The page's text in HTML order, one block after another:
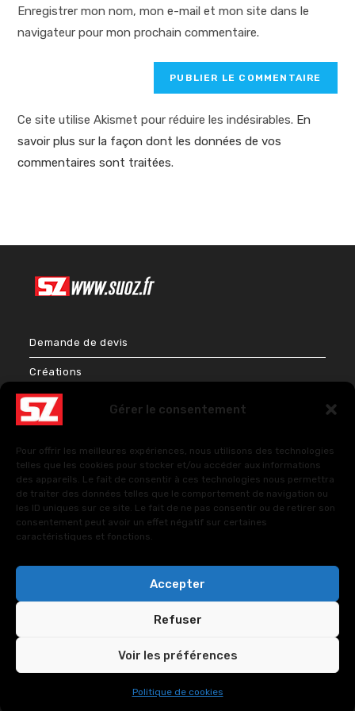
Gérer le consentement
Pour offrir les meilleures expériences, nous utilisons des technologies
telles que les cookies pour stocker et/ou accéder aux informations
des appareils. Le fait de consentir à ces technologies nous permettra
de traiter des données telles que le comportement de navigation ou
les ID uniques sur ce site. Le fait de ne pas consentir ou de retirer son
consentement peut avoir un effet négatif sur certaines
caractéristiques et fonctions.
Accepter
Refuser
Voir les préférences
Politique de cookies
(facultatif)
Enregistrer mon nom, mon e-mail et mon site dans le
navigateur pour mon prochain commentaire.
Ce site utilise Akismet pour réduire les indésirables. En
savoir plus sur la façon dont les données de vos
commentaires sont traitées.
Demande de devis
Créations
Bien-être & Couleurs
FAQ – Questions fréquentes
Politique de cookies (UE)
Politiques de confidentialité
CUSTOMSZ Worldwide